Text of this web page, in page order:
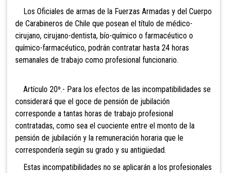
Los Oficiales de armas de la Fuerzas Armadas y del Cuerpo
de Carabineros de Chile que posean el título de médico-
cirujano, cirujano-dentista, bío-químico o farmacéutico o
químico-farmacéutico, podrán contratar hasta 24 horas
semanales de trabajo como profesional funcionario.
Artículo 20º.- Para los efectos de las incompatibilidades se
considerará que el goce de pensión de jubilación
corresponde a tantas horas de trabajo profesional
contratadas, como sea el cuociente entre el monto de la
pensión de jubilación y la remuneración horaria que le
correspondería según su grado y su antigüedad.
Estas incompatibilidades no se aplicarán a los profesionales